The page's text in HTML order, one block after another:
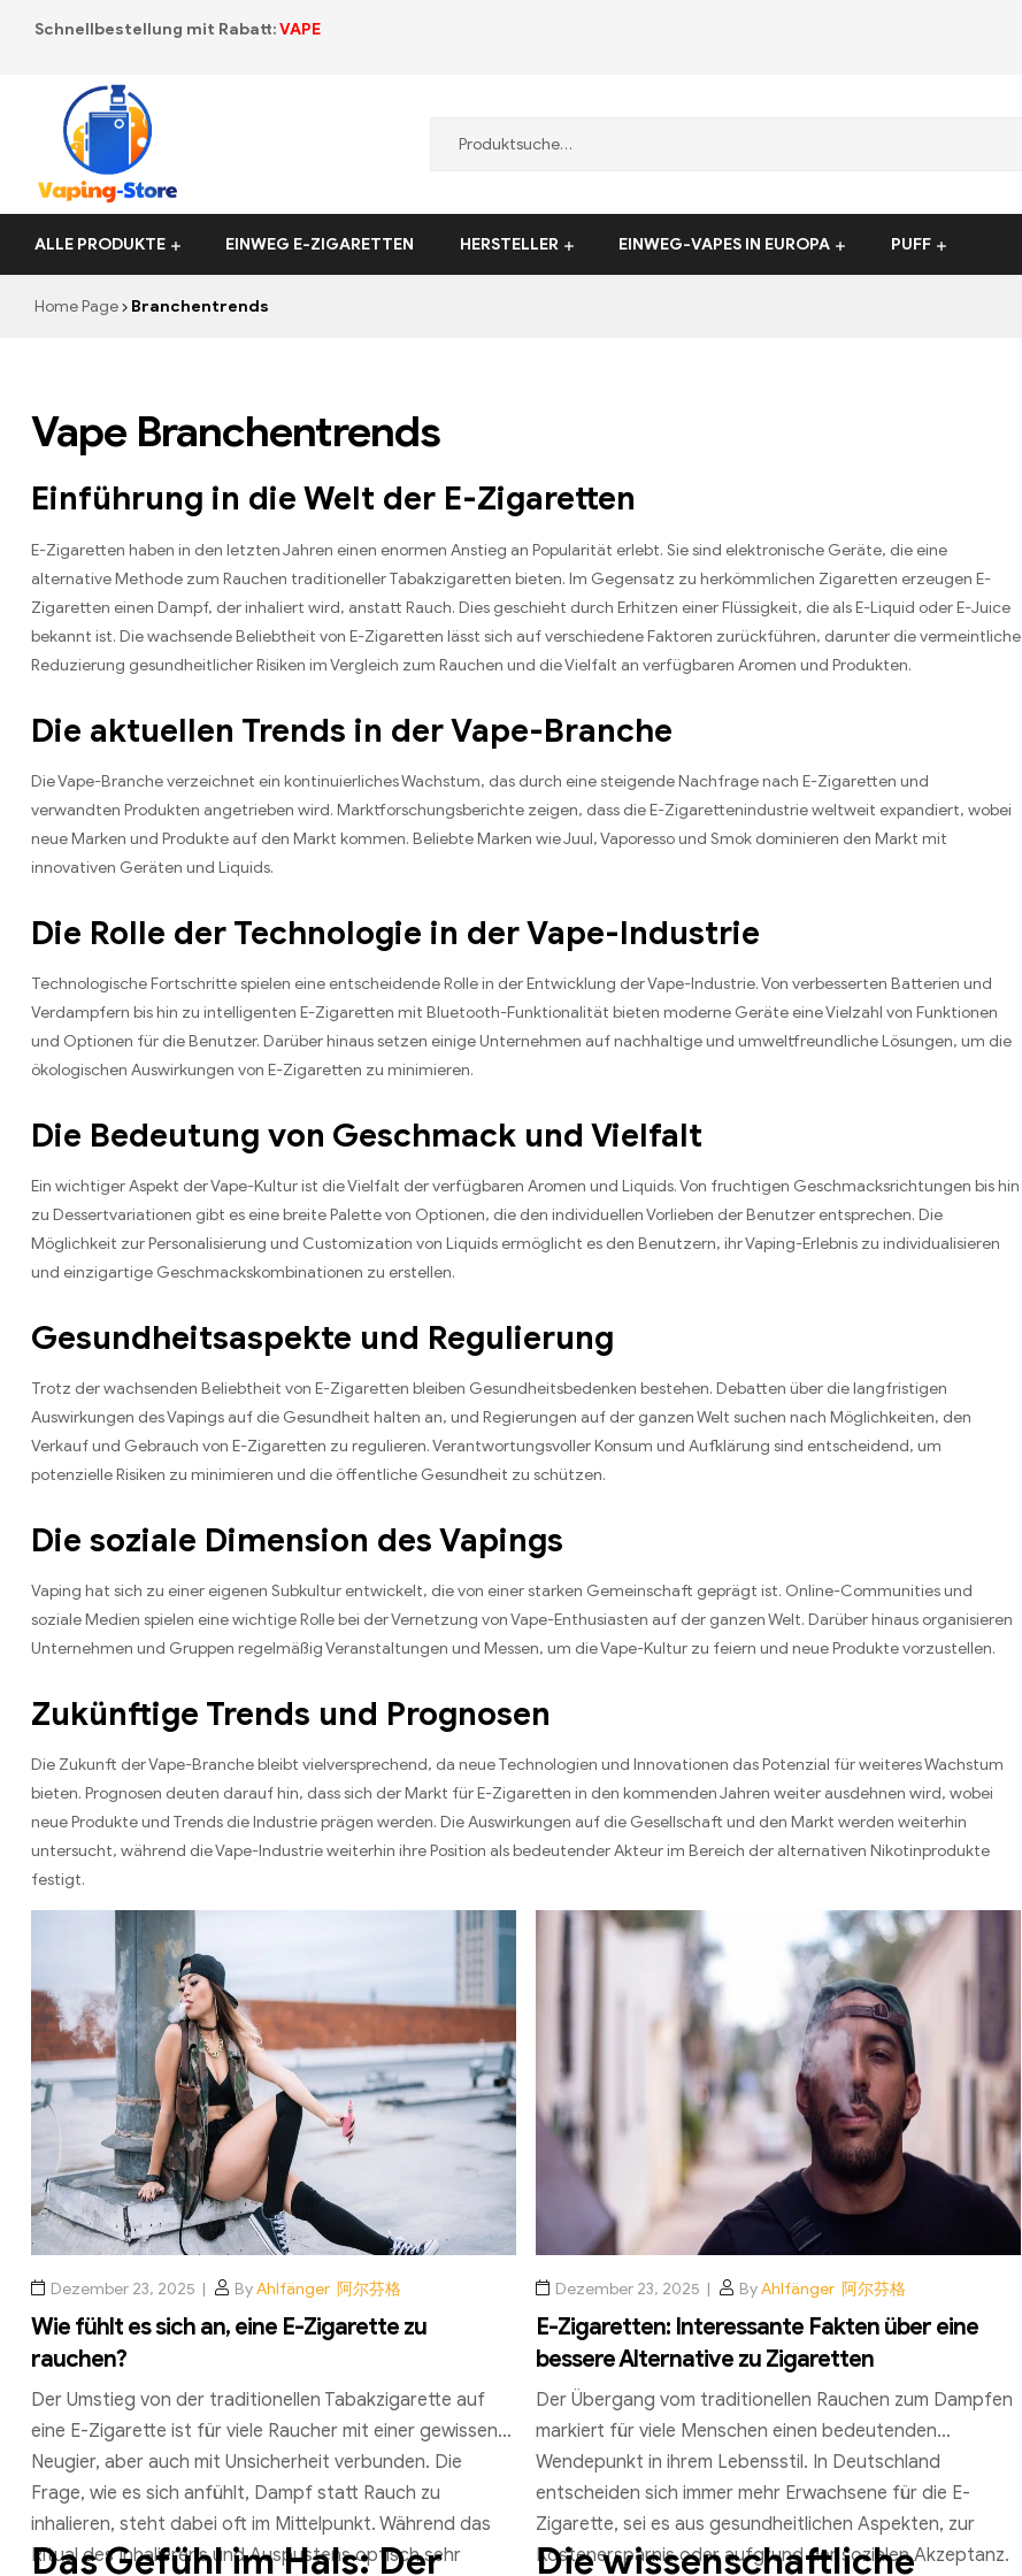
Schnellbestellung mit Rabatt:VAPE
Vaping-
Store.de
ALLE PRODUKTE EINWEG E-ZIGARETTEN HERSTELLER EINWEG-VAPES IN EUROPA PUFF
Home Page Branchentrends
Vape Branchentrends
Einführung in die Welt der E-Zigaretten
E-Zigaretten haben in den letzten Jahren einen enormen Anstieg an Popularität erlebt. Sie sind elektronische Geräte, die eine
alternative Methode zum Rauchen traditioneller Tabakzigaretten bieten. Im Gegensatz zu herkömmlichen Zigaretten erzeugen E-
Zigaretten einen Dampf, der inhaliert wird, anstatt Rauch. Dies geschieht durch Erhitzen einer Flüssigkeit, die als E-Liquid oder E-Juice
bekannt ist. Die wachsende Beliebtheit von E-Zigaretten lässt sich auf verschiedene Faktoren zurückführen, darunter die vermeintliche
Reduzierung gesundheitlicher Risiken im Vergleich zum Rauchen und die Vielfalt an verfügbaren Aromen und Produkten.
Die aktuellen Trends in der Vape-Branche
Die Vape-Branche verzeichnet ein kontinuierliches Wachstum, das durch eine steigende Nachfrage nach E-Zigaretten und
verwandten Produkten angetrieben wird. Marktforschungsberichte zeigen, dass die E-Zigarettenindustrie weltweit expandiert, wobei
neue Marken und Produkte auf den Markt kommen. Beliebte Marken wie Juul, Vaporesso und Smok dominieren den Markt mit
innovativen Geräten und Liquids.
Die Rolle der Technologie in der Vape-Industrie
Technologische Fortschritte spielen eine entscheidende Rolle in der Entwicklung der Vape-Industrie. Von verbesserten Batterien und
Verdampfern bis hin zu intelligenten E-Zigaretten mit Bluetooth-Funktionalität bieten moderne Geräte eine Vielzahl von Funktionen
und Optionen für die Benutzer. Darüber hinaus setzen einige Unternehmen auf nachhaltige und umweltfreundliche Lösungen, um die
ökologischen Auswirkungen von E-Zigaretten zu minimieren.
Die Bedeutung von Geschmack und Vielfalt
Ein wichtiger Aspekt der Vape-Kultur ist die Vielfalt der verfügbaren Aromen und Liquids. Von fruchtigen Geschmacksrichtungen bis hin
zu Dessertvariationen gibt es eine breite Palette von Optionen, die den individuellen Vorlieben der Benutzer entsprechen. Die
Möglichkeit zur Personalisierung und Customization von Liquids ermöglicht es den Benutzern, ihr Vaping-Erlebnis zu individualisieren
und einzigartige Geschmackskombinationen zu erstellen.
Gesundheitsaspekte und Regulierung
Trotz der wachsenden Beliebtheit von E-Zigaretten bleiben Gesundheitsbedenken bestehen. Debatten über die langfristigen
Auswirkungen des Vapings auf die Gesundheit halten an, und Regierungen auf der ganzen Welt suchen nach Möglichkeiten, den
Verkauf und Gebrauch von E-Zigaretten zu regulieren. Verantwortungsvoller Konsum und Aufklärung sind entscheidend, um
potenzielle Risiken zu minimieren und die öffentliche Gesundheit zu schützen.
Die soziale Dimension des Vapings
Vaping hat sich zu einer eigenen Subkultur entwickelt, die von einer starken Gemeinschaft geprägt ist. Online-Communities und
soziale Medien spielen eine wichtige Rolle bei der Vernetzung von Vape-Enthusiasten auf der ganzen Welt. Darüber hinaus organisieren
Unternehmen und Gruppen regelmäßig Veranstaltungen und Messen, um die Vape-Kultur zu feiern und neue Produkte vorzustellen.
Zukünftige Trends und Prognosen
Die Zukunft der Vape-Branche bleibt vielversprechend, da neue Technologien und Innovationen das Potenzial für weiteres Wachstum
bieten. Prognosen deuten darauf hin, dass sich der Markt für E-Zigaretten in den kommenden Jahren weiter ausdehnen wird, wobei
neue Produkte und Trends die Industrie prägen werden. Die Auswirkungen auf die Gesellschaft und den Markt werden weiterhin
untersucht, während die Vape-Industrie weiterhin ihre Position als bedeutender Akteur im Bereich der alternativen Nikotinprodukte
festigt.
Dezember 23, 2025 ByAhlfänger 阿尔芬格
Wie fühlt es sich an, eine E-Zigarette zu
rauchen?
Der Umstieg von der traditionellen Tabakzigarette auf
eine E-Zigarette ist für viele Raucher mit einer gewissen
Neugier, aber auch mit Unsicherheit verbunden. Die
Frage, wie es sich anfühlt, Dampf statt Rauch zu
inhalieren, steht dabei oft im Mittelpunkt. Während das
Ritual des Inhalierens und Auspustens optisch sehr
Das Gefühl im Hals: Der
Dezember 23, 2025 ByAhlfänger 阿尔芬格
E-Zigaretten: Interessante Fakten über eine
bessere Alternative zu Zigaretten
Der Übergang vom traditionellen Rauchen zum Dampfen
markiert für viele Menschen einen bedeutenden
Wendepunkt in ihrem Lebensstil. In Deutschland
entscheiden sich immer mehr Erwachsene für die E-
Zigarette, sei es aus gesundheitlichen Aspekten, zur
Kostenersparnis oder aufgrund der sozialen Akzeptanz.
Die wissenschaftliche